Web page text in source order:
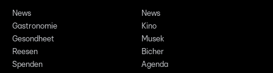
News
Gastronomie
Gesondheet
Reesen
Spenden
News
Kino
Musek
Bicher
Agenda